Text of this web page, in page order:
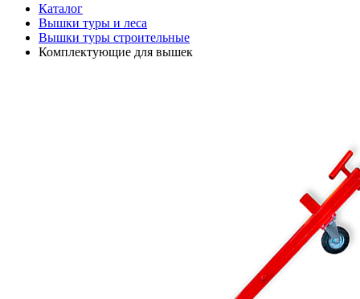
Каталог
Вышки туры и леса
Вышки туры строительные
Комплектующие для вышек